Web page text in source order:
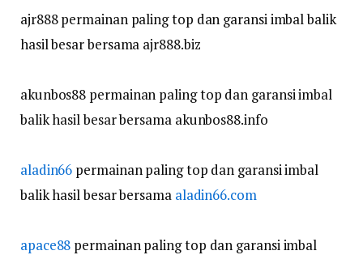
ajr888 permainan paling top dan garansi imbal balik
hasil besar bersama ajr888.biz
akunbos88 permainan paling top dan garansi imbal
balik hasil besar bersama akunbos88.info
aladin66 permainan paling top dan garansi imbal
balik hasil besar bersama aladin66.com
apace88 permainan paling top dan garansi imbal